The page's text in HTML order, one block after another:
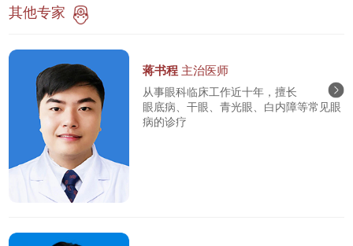
其他专家
蒋书程 主治医师
从事眼科临床工作近十年，擅长
眼底病、干眼、青光眼、白内障等常见眼
病的诊疗